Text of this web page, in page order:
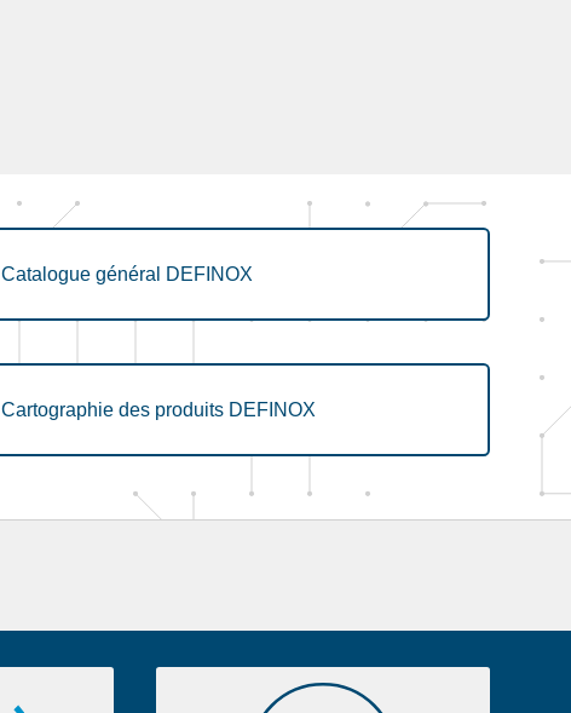
Catalogue général DEFINOX
Cartographie des produits DEFINOX